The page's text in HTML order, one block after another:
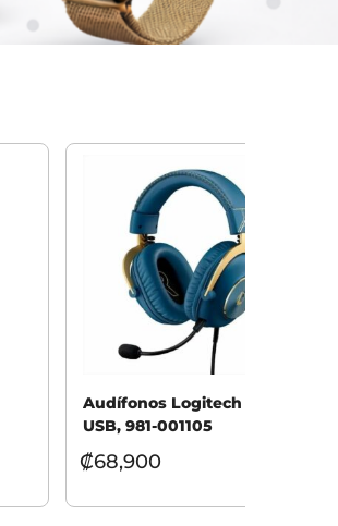
Audífonos Logitech Pro X
USB, 981-001105
₡68,900